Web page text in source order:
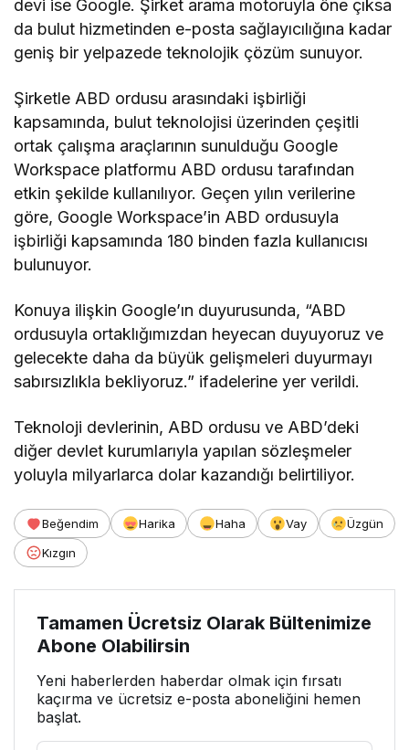
devi ise Google. Şirket arama motoruyla öne çıksa
da bulut hizmetinden e-posta sağlayıcılığına kadar
geniş bir yelpazede teknolojik çözüm sunuyor.
Şirketle ABD ordusu arasındaki işbirliği
kapsamında, bulut teknolojisi üzerinden çeşitli
ortak çalışma araçlarının sunulduğu Google
Workspace platformu ABD ordusu tarafından
etkin şekilde kullanılıyor. Geçen yılın verilerine
göre, Google Workspace’in ABD ordusuyla
işbirliği kapsamında 180 binden fazla kullanıcısı
bulunuyor.
Konuya ilişkin Google’ın duyurusunda, “ABD
ordusuyla ortaklığımızdan heyecan duyuyoruz ve
gelecekte daha da büyük gelişmeleri duyurmayı
sabırsızlıkla bekliyoruz.” ifadelerine yer verildi.
Teknoloji devlerinin, ABD ordusu ve ABD’deki
diğer devlet kurumlarıyla yapılan sözleşmeler
yoluyla milyarlarca dolar kazandığı belirtiliyor.
Beğendim Harika Haha Vay
Üzgün
Kızgın
Tamamen Ücretsiz Olarak Bültenimize
Abone Olabilirsin
Yeni haberlerden haberdar olmak için fırsatı
kaçırma ve ücretsiz e-posta aboneliğini hemen
başlat.